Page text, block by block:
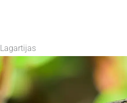
Lagartijas